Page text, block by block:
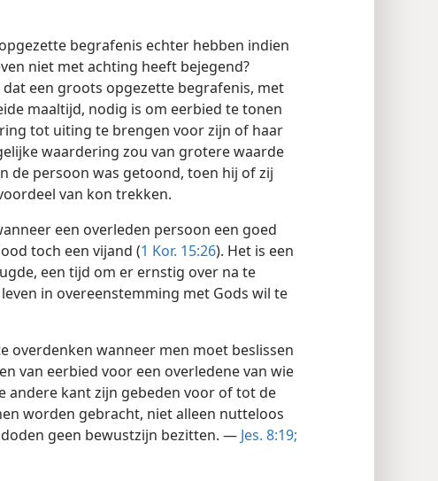
begrafenis echter hebben indien
niet met achting heeft bejegend?
een groots opgezette begrafenis, met
maaltijd, nodig is om eerbied te tonen
tot uiting te brengen voor zijn of haar
waardering zou van grotere waarde
de persoon was getoond, toen hij of zij
van kon trekken.
een overleden persoon een goed
toch een vijand (1 Kor. 15:26). Het is een
een tijd om er ernstig over na te
in overeenstemming met Gods wil te
overdenken wanneer men moet beslissen
van eerbied voor een overledene van wie
andere kant zijn gebeden voor of tot de
worden gebracht, niet alleen nutteloos
geen bewustzijn bezitten. — Jes. 8:19;